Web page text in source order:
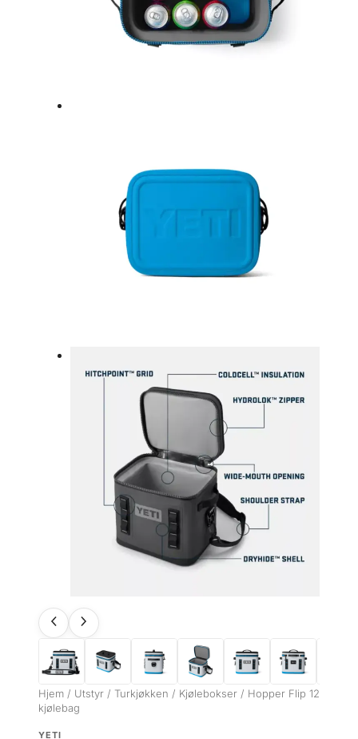
Hjem / Utstyr / Turkjøkken / Kjølebokser / Hopper Flip 12
kjølebag
YETI